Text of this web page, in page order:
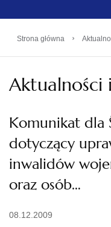
Strona główna ›
Aktualności
Komunikat dla
dotyczący
inwalidów
oraz osób…
08.12.2009